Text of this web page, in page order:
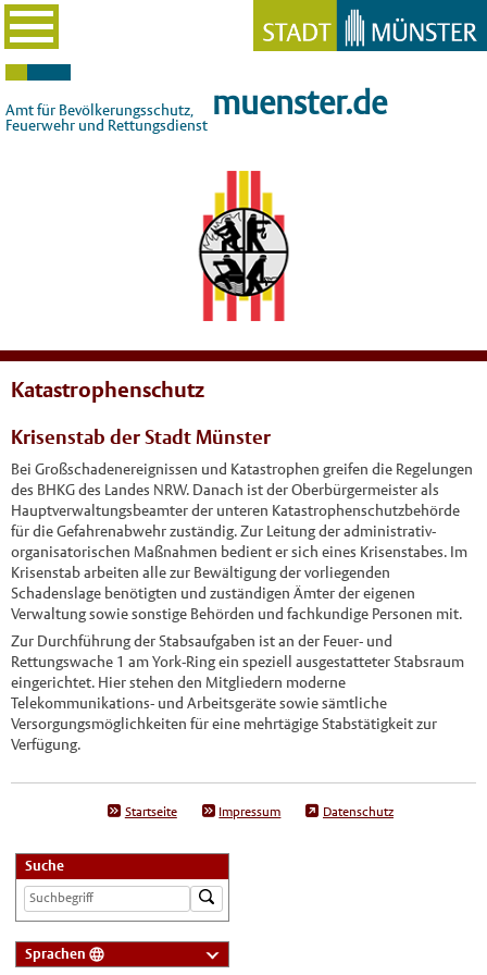
Amt für Bevölkerungsschutz,
Feuerwehr und Rettungsdienst
muenster.de
Katastrophenschutz
Krisenstab der Stadt Münster
Bei Großschadenereignissen und Katastrophen greifen die Regelungen
des BHKG des Landes NRW. Danach ist der Oberbürgermeister als
Hauptverwaltungsbeamter der unteren Katastrophenschutzbehörde
für die Gefahrenabwehr zuständig. Zur Leitung der administrativ-
organisatorischen Maßnahmen bedient er sich eines Krisenstabes. Im
Krisenstab arbeiten alle zur Bewältigung der vorliegenden
Schadenslage benötigten und zuständigen Ämter der eigenen
Verwaltung sowie sonstige Behörden und fachkundige Personen mit.
Zur Durchführung der Stabsaufgaben ist an der Feuer- und
Rettungswache 1 am York-Ring ein speziell ausgestatteter Stabsraum
eingerichtet. Hier stehen den Mitgliedern moderne
Telekommunikations- und Arbeitsgeräte sowie sämtliche
Versorgungsmöglichkeiten für eine mehrtägige Stabstätigkeit zur
Verfügung.
Startseite Impressum Datenschutz
Suche
Sprachen